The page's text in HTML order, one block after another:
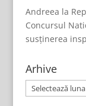
Andreea la
Concursul
susținerea
Arhive
Arhive